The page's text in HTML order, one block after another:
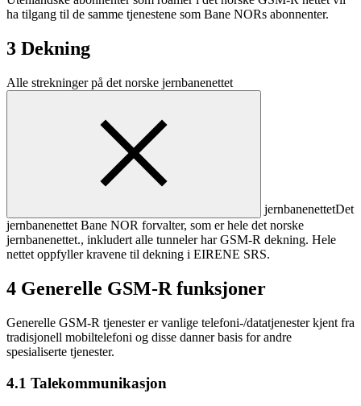
ha tilgang til de samme tjenestene som Bane NORs abonnenter.
3 Dekning
Alle strekninger på det norske jernbanenettet
jernbanenettetDet
jernbanenettet Bane NOR forvalter, som er hele det norske
jernbanenettet., inkludert alle tunneler har GSM-R dekning. Hele
nettet oppfyller kravene til dekning i EIRENE SRS.
4 Generelle GSM-R funksjoner
Generelle GSM-R tjenester er vanlige telefoni-/datatjenester kjent fra
tradisjonell mobiltelefoni og disse danner basis for andre
spesialiserte tjenester.
4.1 Talekommunikasjon